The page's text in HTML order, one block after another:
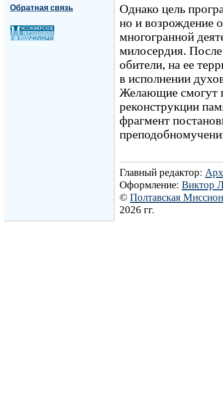
Обратная связь
Однако цель
но и возрождение
многогранной
милосердия.
обители, на ее
в исполнении
Желающие смогут
реконструкции
фрагмент
Главный редактор:
Оформление: Виктор
© Полтавская
2026 гг.